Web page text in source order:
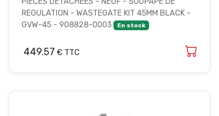
REGULATION - WASTEGATE KIT 45MM BLACK -
GVW-45 - 908828-0003
En stock
449.57 € TTC